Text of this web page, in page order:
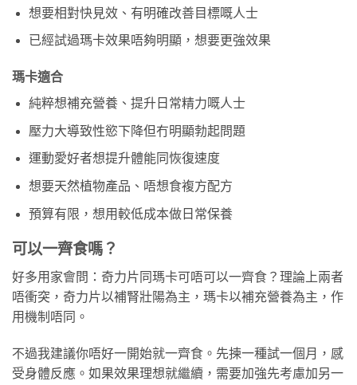
想要相對快見效、有明確改善目標嘅人士
已經試過瑪卡效果唔夠明顯，想要更強效果
瑪卡適合
純粹想補充營養、提升日常精力嘅人士
壓力大導致性慾下降但冇明顯勃起問題
運動愛好者想提升體能同恢復速度
想要天然植物產品、唔想食複方配方
預算有限，想用較低成本做日常保養
可以一齊食嗎？
好多用家會問：奇力片同瑪卡可唔可以一齊食？理論上兩者
唔衝突，奇力片以補腎壯陽為主，瑪卡以補充營養為主，作
用機制唔同。
不過我建議你唔好一開始就一齊食。先揀一種試一個月，感
受身體反應。如果效果理想就繼續，需要加強先考慮加另一